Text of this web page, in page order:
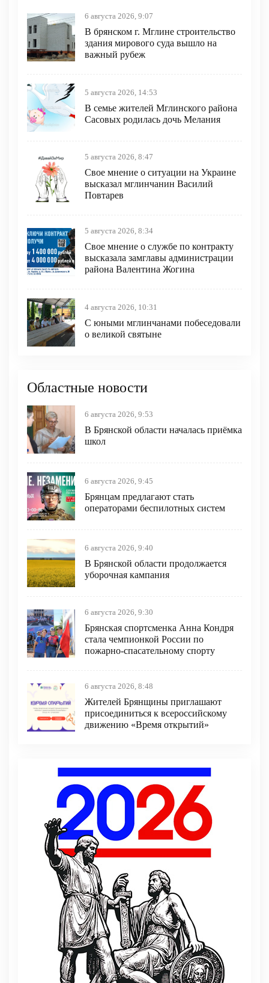
6 августа 2026, 9:07
В брянском г. Мглине строительство
здания мирового суда вышло на
важный рубеж
5 августа 2026, 14:53
В семье жителей Мглинского района
Сасовых родилась дочь Мелания
5 августа 2026, 8:47
Свое мнение о ситуации на Украине
высказал мглинчанин Василий
Повтарев
5 августа 2026, 8:34
Свое мнение о службе по контракту
высказала замглавы администрации
района Валентина Жогина
4 августа 2026, 10:31
С юными мглинчанами побеседовали
о великой святыне
Областные новости
6 августа 2026, 9:53
В Брянской области началась приёмка
школ
6 августа 2026, 9:45
Брянцам предлагают cтать
оперaтoрами бeспилотных систeм
6 августа 2026, 9:40
В Брянской области продолжается
уборочная кампания
6 августа 2026, 9:30
Брянская спортсменка Анна Кондря
стала чемпионкой России по
пожарно-спасательному спорту
6 августа 2026, 8:48
Жителей Брянщины приглашают
присоединиться к всероссийскому
движению «Время открытий»